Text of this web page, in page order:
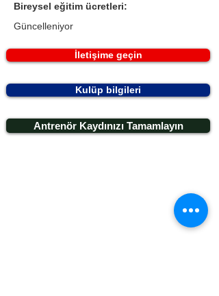
Bireysel eğitim ücretleri:
Güncelleniyor
İletişime geçin
Kulüp bilgileri
Antrenör Kaydınızı Tamamlayın